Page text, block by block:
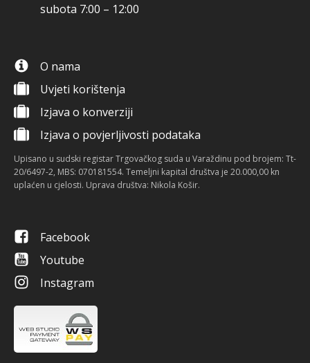
subota 7:00 – 12:00
O nama
Uvjeti korištenja
Izjava o konverziji
Izjava o povjerljivosti podataka
Upisano u sudski registar Trgovačkog suda u Varaždinu pod brojem: Tt-
20/6497-2, MBS: 070181554. Temeljni kapital društva je 20.000,00 kn
uplaćen u cjelosti. Uprava društva: Nikola Košir.
Facebook
Youtube
Instagram